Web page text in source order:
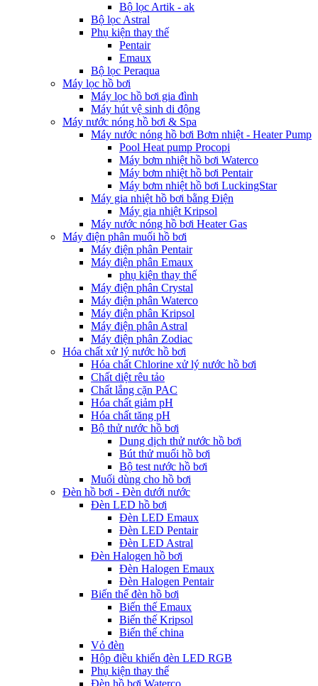
Bộ lọc Artik - ak
Bộ lọc Astral
Phụ kiện thay thế
Pentair
Emaux
Bộ lọc Peraqua
Máy lọc hồ bơi
Máy lọc hồ bơi gia đình
Máy hút vệ sinh di động
Máy nước nóng hồ bơi & Spa
Máy nước nóng hồ bơi Bơm nhiệt - Heater Pump
Pool Heat pump Procopi
Máy bơm nhiệt hồ bơi Waterco
Máy bơm nhiệt hồ bơi Pentair
Máy bơm nhiệt hồ bơi LuckingStar
Máy gia nhiệt hồ bơi bằng Điện
Máy gia nhiệt Kripsol
Máy nước nóng hồ bơi Heater Gas
Máy điện phân muối hồ bơi
Máy điện phân Pentair
Máy điện phân Emaux
phụ kiện thay thế
Máy điện phân Crystal
Máy điện phân Waterco
Máy điện phân Kripsol
Máy điện phân Astral
Máy điện phân Zodiac
Hóa chất xử lý nước hồ bơi
Hóa chất Chlorine xử lý nước hồ bơi
Chất diệt rêu tảo
Chất lắng cặn PAC
Hóa chất giảm pH
Hóa chất tăng pH
Bộ thử nước hồ bơi
Dung dịch thử nước hồ bơi
Bút thử muối hồ bơi
Bộ test nước hồ bơi
Muối dùng cho hồ bơi
Đèn hồ bơi - Đèn dưới nước
Đèn LED hồ bơi
Đèn LED Emaux
Đèn LED Pentair
Đèn LED Astral
Đèn Halogen hồ bơi
Đèn Halogen Emaux
Đèn Halogen Pentair
Biến thế đèn hồ bơi
Biến thế Emaux
Biến thế Kripsol
Biến thế china
Vỏ đèn
Hộp điều khiển đèn LED RGB
Phụ kiện thay thế
Đèn hồ bơi Waterco